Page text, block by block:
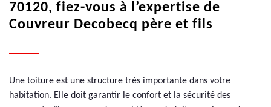
70120, fiez-vous à l’expertise de
Couvreur Decobecq père et fils
Une toiture est une structure très importante dans votre
habitation. Elle doit garantir le confort et la sécurité des